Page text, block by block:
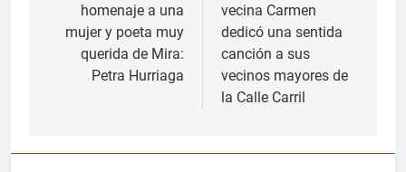
entradas
homenaje a una
mujer y poeta muy
querida de Mira:
Petra Hurriaga
vecina Carmen
dedicó una sentida
canción a sus
vecinos mayores de
la Calle Carril